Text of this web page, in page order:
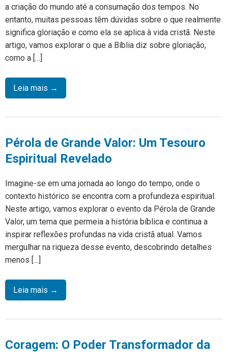
a criação do mundo até a consumação dos tempos. No
entanto, muitas pessoas têm dúvidas sobre o que realmente
significa gloriação e como ela se aplica à vida cristã. Neste
artigo, vamos explorar o que a Bíblia diz sobre gloriação,
como a […]
Leia mais →
Pérola de Grande Valor: Um Tesouro
Espiritual Revelado
Imagine-se em uma jornada ao longo do tempo, onde o
contexto histórico se encontra com a profundeza espiritual.
Neste artigo, vamos explorar o evento da Pérola de Grande
Valor, um tema que permeia a história bíblica e continua a
inspirar reflexões profundas na vida cristã atual. Vamos
mergulhar na riqueza desse evento, descobrindo detalhes
menos […]
Leia mais →
Coragem: O Poder Transformador da